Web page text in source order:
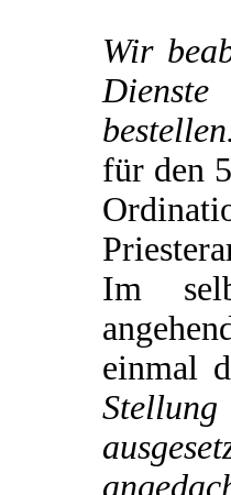
Wir
Dienste
für den
Im
einmal